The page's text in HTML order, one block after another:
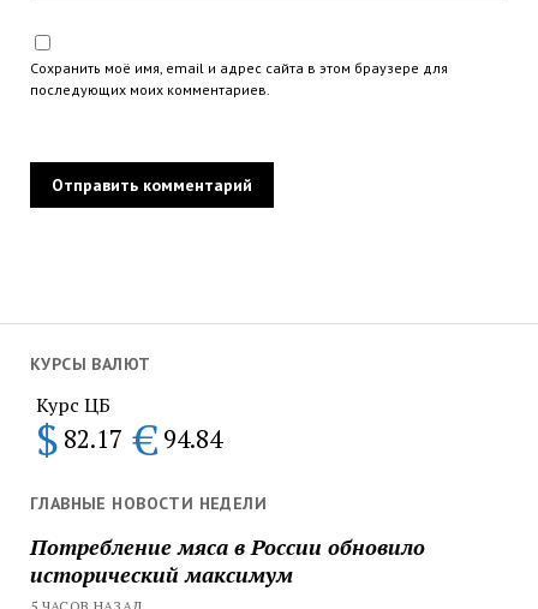
КУРСЫ ВАЛЮТ
Курс ЦБ
$ 82.17 € 94.84
ГЛАВНЫЕ НОВОСТИ НЕДЕЛИ
Потребление мяса в России обновило
исторический максимум
5 ЧАСОВ НАЗАД
Сохранить моё имя, email и адрес сайта в этом браузере для
последующих моих комментариев.